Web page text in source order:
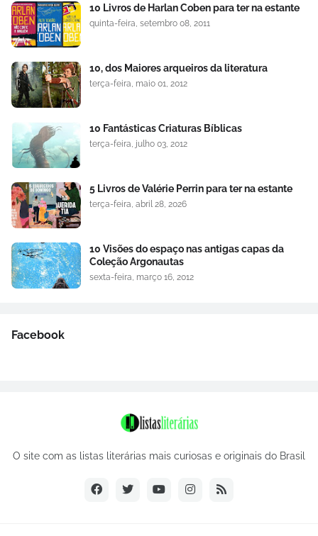
10 Livros de Harlan Coben para ter na estante
quinta-feira, setembro 08, 2011
10, dos Maiores arqueiros da literatura
terça-feira, maio 01, 2012
10 Fantásticas Criaturas Bíblicas
terça-feira, julho 03, 2012
5 Livros de Valérie Perrin para ter na estante
terça-feira, abril 28, 2026
10 Visões do espaço nas antigas capas da
Coleção Argonautas
sexta-feira, março 16, 2012
Facebook
O site com as listas literárias mais curiosas e originais do Brasil